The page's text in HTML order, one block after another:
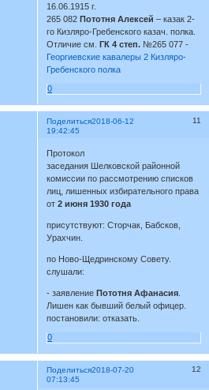
16.06.1915 г.
265 082Пототня Алексей – казак 2-
го Кизляро-Гребенского казач. полка.
Отличие см.ГК 4 степ. №265 077 -
Георгиевские кавалеры 2 Кизляро-
Гребенского полка
0
Поделиться 11
2018-06-12
19:42:45
Протокол
заседания Шелковской районной
комиссии по рассмотрению списков
лиц, лишенных избирательного права
от2 июня 1930 года
присутствуют: Сторчак, Бабсков,
Урахчин.
по Ново-Щедринскому Совету.
слушали:
- заявление Пототня Афанасия
Лишен как бывший белый офицер.
постановили: отказать.
0
Поделиться 12
2018-07-20
07:13:45